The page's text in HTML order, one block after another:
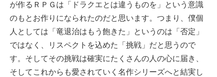
が作るＲＰＧは「ドラクエとは違うものを」という意識
のもとお作りになられたのだと思います。つまり、僕個
人としては「竜退治はもう飽きた」というのは「否定」
ではなく、リスペクトを込めた「挑戦」だと思うので
す。そしてその挑戦は確実にたくさんの人の心に届き、
そしてこれからも愛されていく名作シリーズへと結実し